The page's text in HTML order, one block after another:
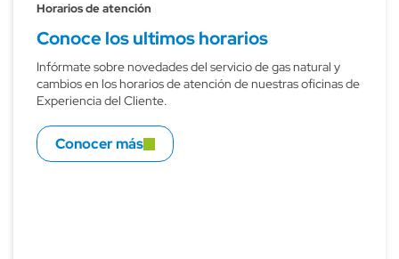
Horarios de atención
Conoce los ultimos horarios
Infórmate sobre novedades del servicio de gas natural y
cambios en los horarios de atención de nuestras oficinas de
Experiencia del Cliente.
Conocer más